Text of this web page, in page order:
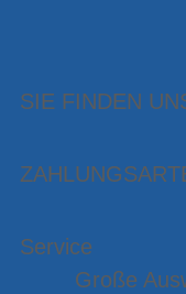
SIE FINDEN
Service
Große